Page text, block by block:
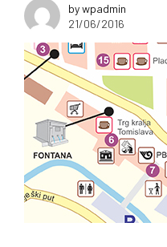
by wpadmin
21/06/2016